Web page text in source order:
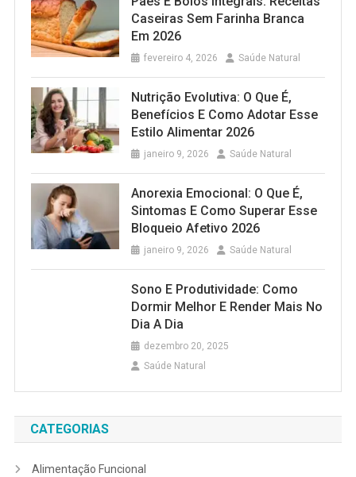
Caseiras Sem Farinha Branca
Em 2026
fevereiro 4, 2026 Saúde Natural
Nutrição Evolutiva: O Que É,
Benefícios E Como Adotar Esse
Estilo Alimentar 2026
janeiro 9, 2026 Saúde Natural
Anorexia Emocional: O Que É,
Sintomas E Como Superar Esse
Bloqueio Afetivo 2026
janeiro 9, 2026 Saúde Natural
Sono E Produtividade: Como
Dormir Melhor E Render Mais No
Dia A Dia
dezembro 20, 2025
Saúde Natural
CATEGORIAS
Alimentação Funcional